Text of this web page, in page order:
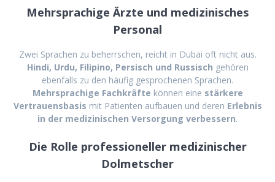
Mehrsprachige Ärzte und medizinisches
Personal
Zwei Sprachen zu beherrschen, reicht in Dubai oft nicht aus.
Hindi, Urdu, Filipino, Persisch und Russisch gehören
ebenfalls zu den häufig gesprochenen Sprachen.
Mehrsprachige Fachkräfte können eine stärkere
Vertrauensbasis mit Patienten aufbauen und deren Erlebnis
in der medizinischen Versorgung verbessern.
Die Rolle professioneller medizinischer
Dolmetscher